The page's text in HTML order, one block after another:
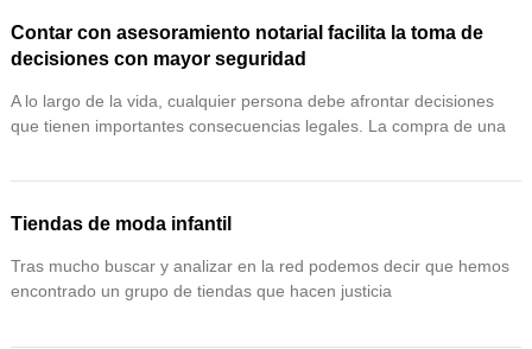
Contar con asesoramiento notarial facilita la toma de
decisiones con mayor seguridad
A lo largo de la vida, cualquier persona debe afrontar decisiones
que tienen importantes consecuencias legales. La compra de una
Tiendas de moda infantil
Tras mucho buscar y analizar en la red podemos decir que hemos
encontrado un grupo de tiendas que hacen justicia